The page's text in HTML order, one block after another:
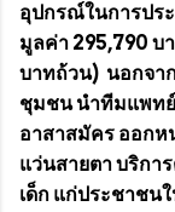
อุปกรณ์ในการปร
มูลค่า 295,790 บ
บาทถ้วน) นอกจา
ชุมชน นำทีมแพท
อาสาสมัคร ออกห
แว่นสายตา บริกา
เด็ก แก่ประชาชน